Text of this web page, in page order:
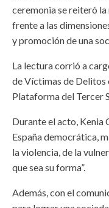
ceremonia se reiteró
frente a las
y promoción de una
La lectura corrió a
de Víctimas de Delitos
Plataforma del Tercer
Durante el acto, Kenia
España democrática,
la violencia, de la
que sea su forma”.
Además, con el